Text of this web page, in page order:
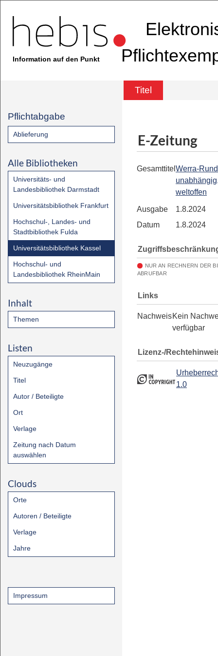
Information auf den Punkt
Titel
Pflichtabgabe
Ablieferung
Alle Bibliotheken
Universitäts- und
Landesbibliothek Darmstadt
Universitätsbibliothek Frankfurt
Hochschul-, Landes- und
Stadtbibliothek Fulda
Universitätsbibliothek Kassel
Hochschul- und
Landesbibliothek RheinMain
Inhalt
Themen
Listen
Neuzugänge
Titel
Autor / Beteiligte
Ort
Verlage
Zeitung nach Datum
auswählen
Clouds
Orte
Autoren / Beteiligte
Verlage
Jahre
Impressum
E-Zeitung
Gesamttitel Werra-
weltoffen
Ausgabe
1.8.2024
Datum
1.8.2024
NUR AN RECHNERN DER
ABRUFBAR
Links
NachweisKein
verfügbar
Lizenz-/
1.0